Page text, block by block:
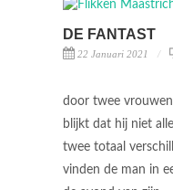
DE FANTAST
22 Januari 2021
door twee
blijkt dat hij niet
twee totaal
vinden de man in